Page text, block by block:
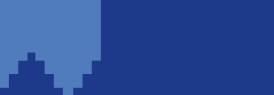
Понудата е наменета за корисниците кои сакаат да ги
користат можностите на кредитната картичка за